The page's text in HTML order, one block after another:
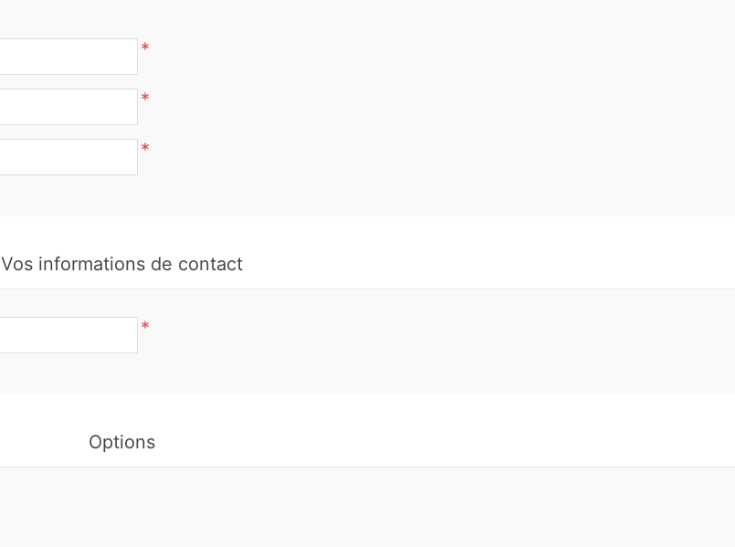
*
*
*
Vos informations de contact
*
Options